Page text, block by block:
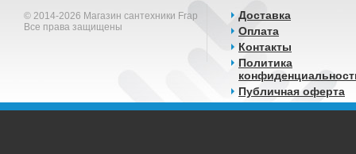
© 2014-2026 Магазин сантехники Frap
Все права защищены
Доставка
Оплата
Контакты
Политика
Публичная оферта